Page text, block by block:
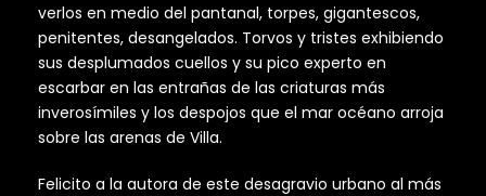
verlos en medio del pantanal, torpes, gigantescos,
penitentes, desangelados. Torvos y tristes exhibiendo
sus desplumados cuellos y su pico experto en
escarbar en las entrañas de las criaturas más
inverosímiles y los despojos que el mar océano arroja
sobre las arenas de Villa.
Felicito a la autora de este desagravio urbano al más